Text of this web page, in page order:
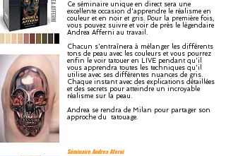
Ce séminaire unique en direct sera une
excellente occasion d'apprendre le réalisme en
couleur et en noir et gris. Pour la première fois,
vous pouvez suivre et voir de près le légendaire
Andrea Afferni au travail.
Chacun s'entraînera à mélanger les différents
tons de peau avec les couleurs et vous pourrez
enfin le voir tatouer en LIVE pendant qu'il
vous apprendra toutes les techniques qu'il
utilise avec ses différentes nuances de gris.
Chaque instant avec des explications détaillées
et des secrets pour atteindre un incroyable
réalisme sur la peau.
Andrea se rendra de Milan pour partager son
approche du tatouage.
Séminaire Andrea Aferni